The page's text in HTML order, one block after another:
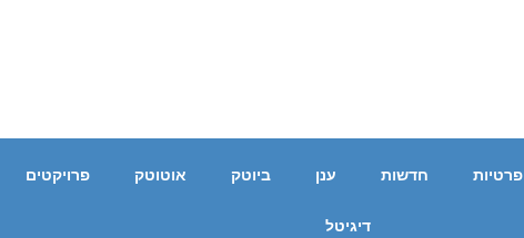
פרטיות חדשות ענן ביוטק אוטוטק פרויקטים
דיגיטל